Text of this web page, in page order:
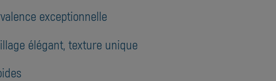
exceptionnelle
élégant, texture unique